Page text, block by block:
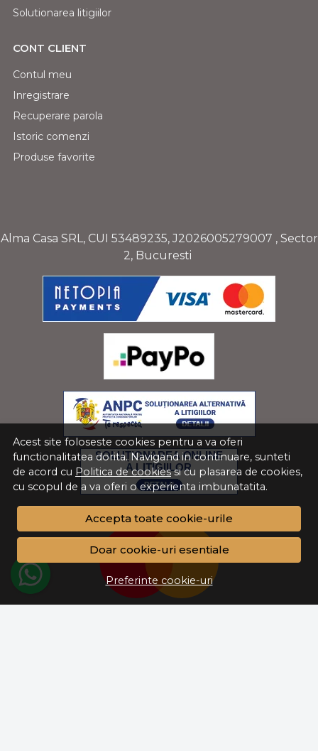
Acest site foloseste cookies pentru a va oferi
functionalitatea dorita. Navigand in continuare, sunteti
de acord cu Politica de cookiessi cu plasarea de cookies,
cu scopul de a va oferi o experienta imbunatatita.
Accepta toate cookie-urile
Doar cookie-uri esentiale
Preferinte cookie-uri
Solutionarea litigiilor
CONT CLIENT
Contul meu
Inregistrare
Recuperare parola
Istoric comenzi
Produse favorite
Alma Casa SRL, CUI 53489235, J2026005279007 , Sector
2, Bucuresti